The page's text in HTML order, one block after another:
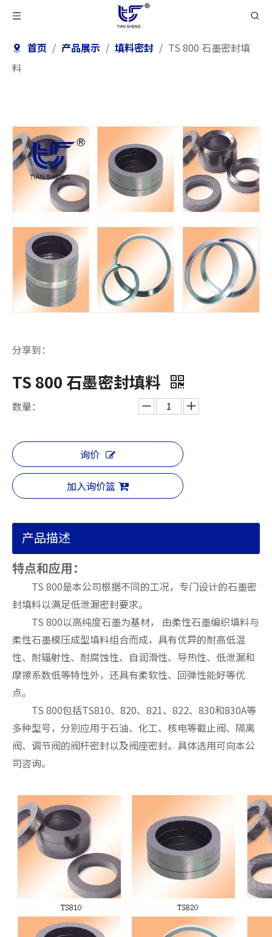
首页 / 产品展示 / 填料密封 / TS 800 石墨密封填
料
分享到：
TS 800 石墨密封填料
数量：
询价
加入询价篮
产品描述
特点和应用：
TS 800是本公司根据不同的工况，专门设计的石墨密
封填料以满足低泄漏密封要求。
TS 800以高纯度石墨为基材， 由柔性石墨编织填料与
柔性石墨模压成型填料组合而成，具有优异的耐高低温
性、耐辐射性、耐腐蚀性、自润滑性、导热性、低泄漏和
摩擦系数低等特性外，还具有柔软性、回弹性能好等优
点。
TS 800包括TS810、820、821、822、830和830A等
多种型号，分别应用于石油、化工、核电等截止阀、隔离
阀、调节阀的阀杆密封以及阀座密封。具体选用可向本公
司咨询。